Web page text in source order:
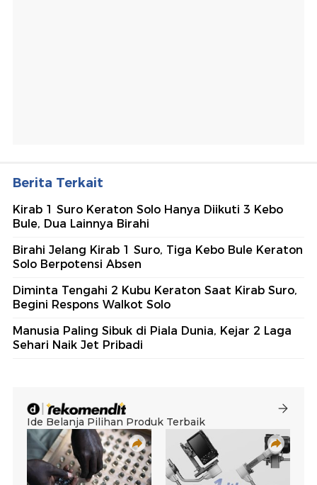
Berita Terkait
Kirab 1 Suro Keraton Solo Hanya Diikuti 3 Kebo
Bule, Dua Lainnya Birahi
Birahi Jelang Kirab 1 Suro, Tiga Kebo Bule Keraton
Solo Berpotensi Absen
Diminta Tengahi 2 Kubu Keraton Saat Kirab Suro,
Begini Respons Walkot Solo
Manusia Paling Sibuk di Piala Dunia, Kejar 2 Laga
Sehari Naik Jet Pribadi